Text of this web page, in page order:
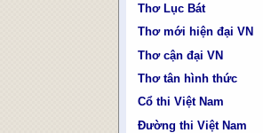
Thơ Lục Bát
Thơ mới hiện đại VN
Thơ cận đại VN
Thơ tân hình thức
Cổ thi Việt Nam
Đường thi Việt Nam